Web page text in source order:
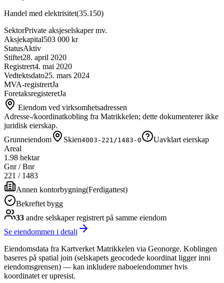
Handel med elektrisitet(35.150)
SektorPrivate aksjeselskaper mv.
Aksjekapital503 000 kr
StatusAktiv
Stiftet28. april 2020
Registrert4. mai 2020
Vedtektsdato25. mars 2024
MVA-registrertJa
ForetaksregisteretJa
Eiendom ved virksomhetsadressen
Adresse-/koordinatkobling fra Matrikkelen; dette dokumenterer ikke
juridisk eierskap.
Grunneiendom
Skien4003-221/1483-0
Uavklart eierskap
Areal
1.98 hektar
Gnr / Bnr
221 / 1483
Annen kontorbygning(Ferdigattest)
Bekreftet bygg
33 andre selskaperregistrert på samme eiendom
Se eiendommen i detalj
Eiendomsdata fra Kartverket Matrikkelen via Geonorge. Koblingen
baseres på spatial join (selskapets geocodede koordinat ligger inni
eiendomsgrensen) — kan inkludere naboeiendommer hvis
koordinatet er upresist.